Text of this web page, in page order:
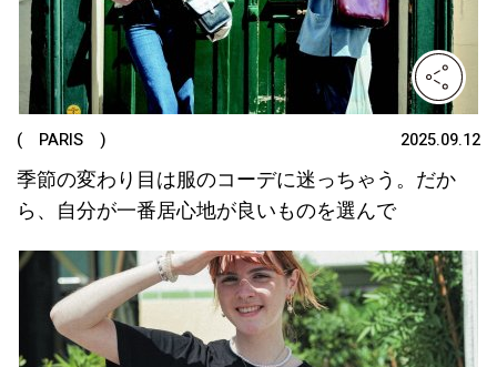
( PARIS ) 2025.09.12
季節の変わり目は服のコーデに迷っちゃう。だか
ら、自分が一番居心地が良いものを選んで